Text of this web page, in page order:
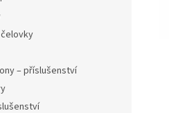
– příslušenství